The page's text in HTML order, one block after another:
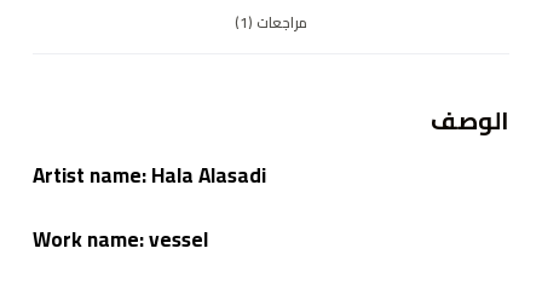
مراجعات (1)
الوصف
Artist name:Hala Alasadi
Work name: vessel